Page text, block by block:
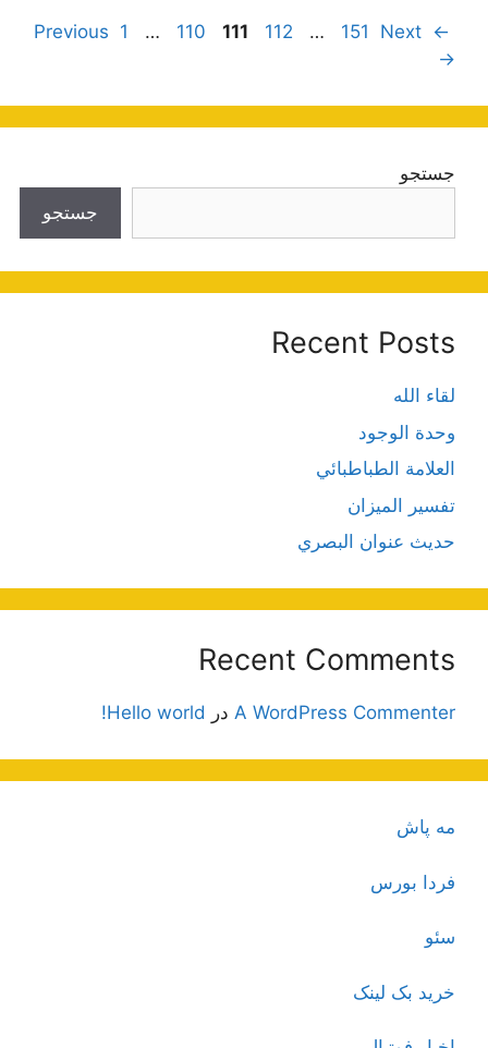
ناوبری
نوشته‌ها
←
Page 1 …
Page 110
Page111
Page 112 …
Page 151
Next
→
جستجو
جستجو
Recent Posts
لقاء الله
وحدة الوجود
العلامة الطباطبائي
تفسير الميزان
حديث عنوان البصري
Recent Comments
A WordPress Commenter در Hello world!
مه پاش
فردا بورس
سئو
خرید بک لینک